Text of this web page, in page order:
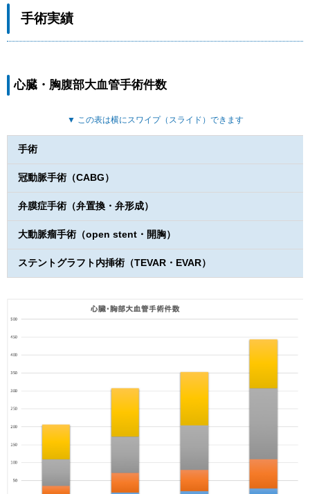
手術実績
心臓・胸腹部大血管手術件数
▼ この表は横にスワイプ（スライド）できます
手術
冠動脈手術（CABG）
弁膜症手術（弁置換・弁形成）
大動脈瘤手術（open stent・開胸）
ステントグラフト内挿術（TEVAR・EVAR）